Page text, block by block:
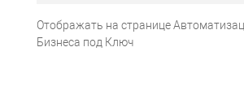
Эта услуга предназначена для того,
Отображать на странице
Бизнеса под Ключ